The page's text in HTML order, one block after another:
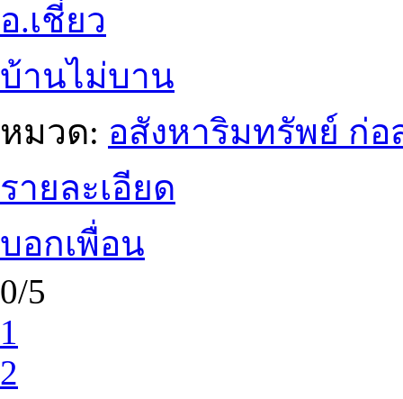
อ.เชี่ยว
บ้านไม่บาน
หมวด: อสังหาริมทรัพย์ ก่
รายละเอียด
บอกเพื่อน
0/5
1
2